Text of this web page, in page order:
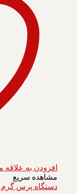
افزودن به علاقه
مشاهده سریع
دستگاه پرس گرم